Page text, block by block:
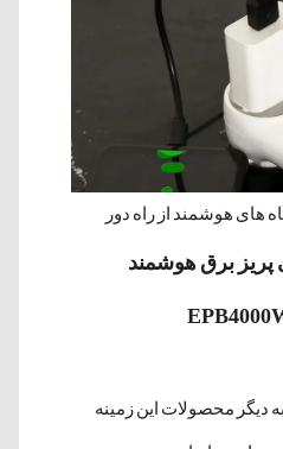
های هوشمند از راه دور
پریز برق هوشمند
محصولات این زمینه